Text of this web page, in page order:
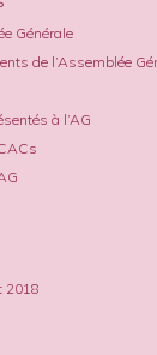
Générale
de l’Assemblée
à l’AG
2018